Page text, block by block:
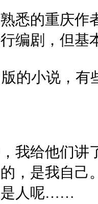
的重庆作
编剧，但基
小说，有
给他们讲
，是我自己
是人呢……